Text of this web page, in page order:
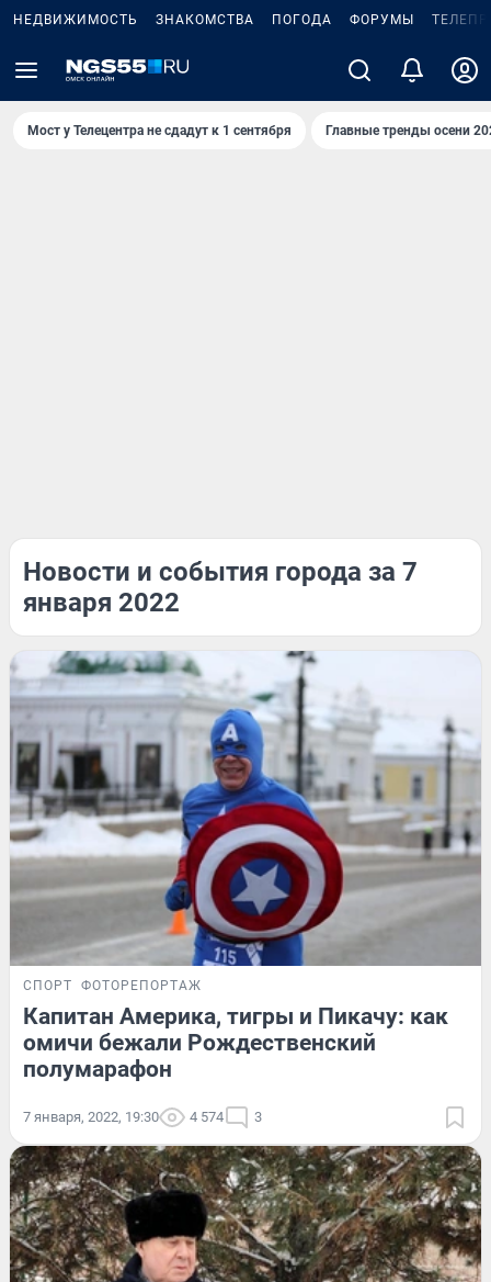
НЕДВИЖИМОСТЬ ЗНАКОМСТВА ПОГОДА ФОРУМЫ
Мост у Телецентра не сдадут к 1 сентября Главные тренды осени
Новости и события города за 7
января 2022
СПОРТ ФОТОРЕПОРТАЖ
Капитан Америка, тигры и Пикачу: как
омичи бежали Рождественский
полумарафон
7 января, 2022, 19:30 4 574 3